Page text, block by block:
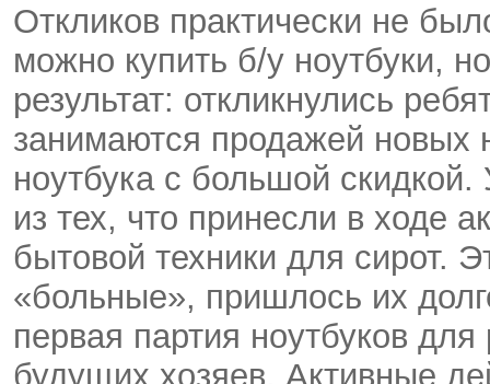
Откликов практически не
можно купить б/у ноутбуки,
результат: откликнулись
занимаются продажей новых
ноутбука с большой
из тех, что принесли в ходе
бытовой техники для сирот.
«больные», пришлось их
первая партия ноутбуков
будущих хозяев. Активные